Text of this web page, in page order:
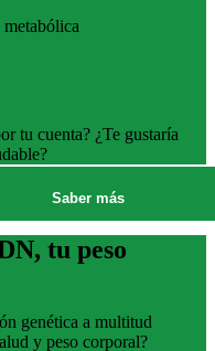
tu cuenta? ¿Te gustaría
Saber más
tu peso